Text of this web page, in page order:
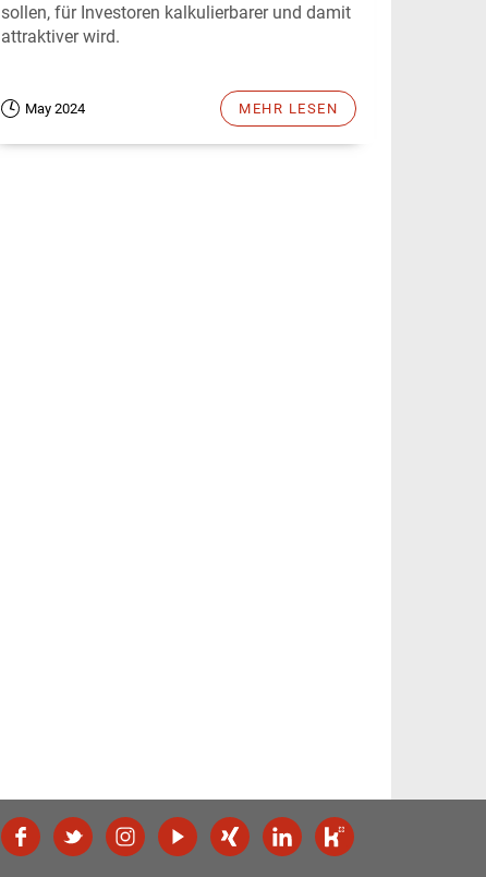
sollen, für Investoren kalkulierbarer und damit
attraktiver wird.
May 2024 MEHR LESEN